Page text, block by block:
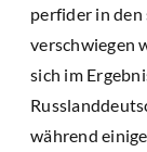
perfider in
verschwiegen
sich im
während